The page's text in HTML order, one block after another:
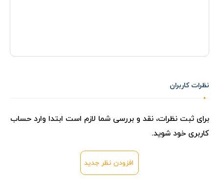
نظرات کاربران
برای ثبت نظرات، نقد و بررسی شما لازم است ابتدا وارد حساب
کاربری خود شوید.
افزودن نظر جدید